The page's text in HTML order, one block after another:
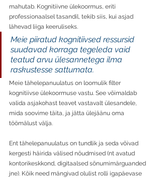
mahutab. Kognitiivne ülekoormus, eriti
professionaalsel tasandil, tekib siis, kui asjad
lähevad liiga keeruliseks.
Meie piiratud kognitiivsed ressursid
suudavad korraga tegeleda vaid
teatud arvu ülesannetega ilma
raskustesse sattumata.
Meie tähelepanuulatus on loomulik filter
kognitiivse ülekoormuse vastu. See võimaldab
valida asjakohast teavet vastavalt ülesandele,
mida soovime täita, ja jätta ülejäänu oma
töömälust välja.
Ent tähelepanuulatus on tundlik ja seda võivad
kergesti häirida välised nõudmised (nt avatud
kontorikeskkond, digitaalsed sõnumimärguanded
jne). Kõik need mängivad olulist rolli igapäevase